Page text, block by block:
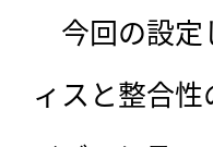
今回の設定
ィスと整合